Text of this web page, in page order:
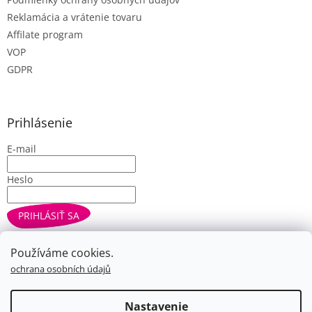
Používáme cookies.
ochrana osobních údajů
Nastavenie
Reklamácia a vrátenie tovaru
Affilate program
VOP
GDPR
Prihlásenie
E-mail
Heslo
PRIHLÁSIŤ SA
Nová registráciaZabudnuté heslo